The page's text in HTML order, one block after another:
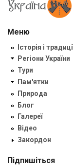
Меню
Історія і
Регіони України
Тури
Пам'ятки
Природа
Блог
Галереї
Відео
Закордон
Підпишіться